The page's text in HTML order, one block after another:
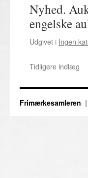
Nyhed.
engelske
Udgivet i Ingen
Tidligere indlæg
Frimærkesamleren